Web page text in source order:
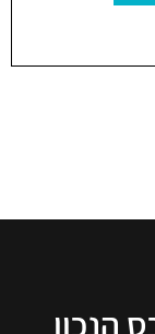
הנכון